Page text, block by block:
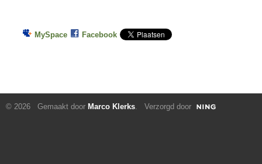
MySpace Facebook
© 2026 Gemaakt door Marco Klerks. Verzorgd door